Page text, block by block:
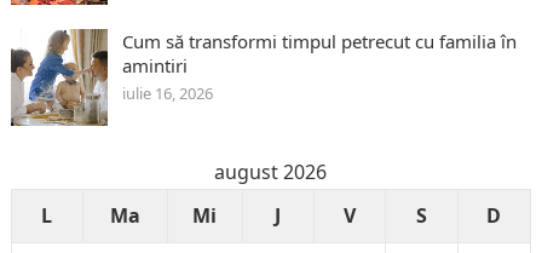
Cum să transformi timpul petrecut cu familia în
amintiri
iulie 16, 2026
august 2026
L
Ma Mi J V S
D